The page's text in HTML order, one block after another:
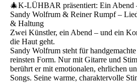
🎄K-LÜHBAR präsentiert: Ein Abend
Sandy Wolfrum & Reiner Rumpf –
& Haltung
Zwei Künstler, ein Abend – und ein
die Haut geht.
Sandy Wolfrum steht für
reinsten Form. Nur mit Gitarre und
berührt er mit emotionalen, ehrlichen
Songs. Seine warme, charaktervolle